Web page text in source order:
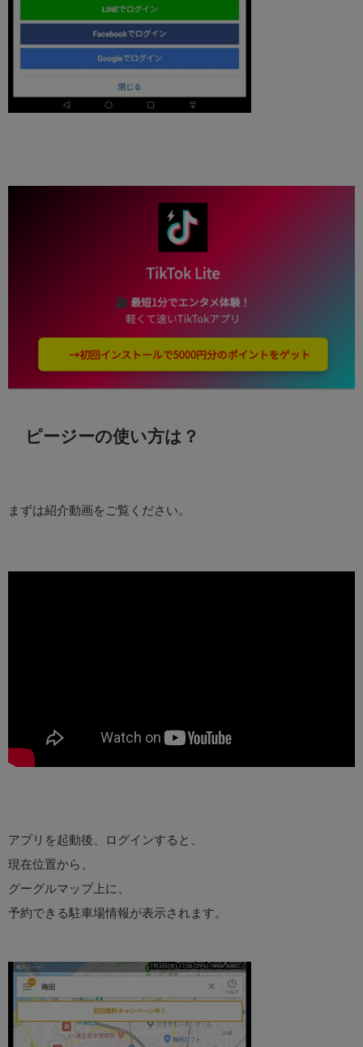
ピージーの使い方は？
まずは紹介動画をご覧ください。
アプリを起動後、ログインすると、
現在位置から、
グーグルマップ上に、
予約できる駐車場情報が表示されます。